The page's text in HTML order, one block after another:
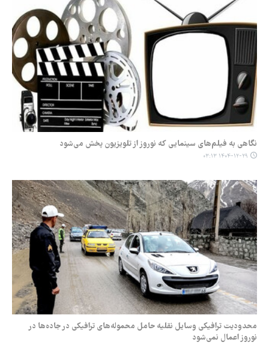
نگاهی به فیلم‌های سینمایی که نوروز از تلویزیون پخش می‌شود
۱۴۰۴-۱۲-۲۹ ۰۳:۱۳
محدودیت ترافیکی وسایل نقلیه حامل محموله‌های ترافیکی در جاده‌ها در
نوروز اعمال نمی‌شود